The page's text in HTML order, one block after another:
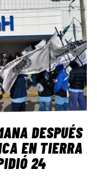
DESPUÉS
EN TIERRA
24